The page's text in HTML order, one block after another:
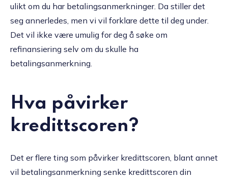
ulikt om du har betalingsanmerkninger. Da stiller det
seg annerledes, men vi vil forklare dette til deg under.
Det vil ikke være umulig for deg å søke om
refinansiering selv om du skulle ha
betalingsanmerkning.
Hva påvirker
kredittscoren?
Det er flere ting som påvirker kredittscoren, blant annet
vil betalingsanmerkning senke kredittscoren din